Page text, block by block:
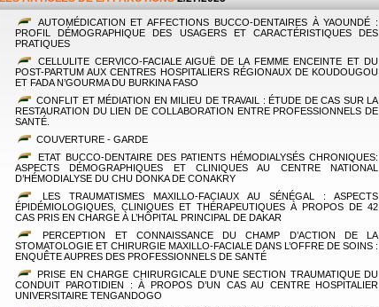
AUTOMÉDICATION ET AFFECTIONS BUCCO-DENTAIRES À YAOUNDÉ :
PROFIL DÉMOGRAPHIQUE DES USAGERS ET CARACTÉRISTIQUES DES
PRATIQUES
CELLULITE CERVICO-FACIALE AIGUË DE LA FEMME ENCEINTE ET DU
POST-PARTUM AUX CENTRES HOSPITALIERS RÉGIONAUX DE KOUDOUGOU
ET FADA N’GOURMA DU BURKINA FASO
CONFLIT ET MÉDIATION EN MILIEU DE TRAVAIL : ÉTUDE DE CAS SUR LA
RESTAURATION DU LIEN DE COLLABORATION ENTRE PROFESSIONNELS DE
SANTÉ.
COUVERTURE - GARDE
ETAT BUCCO-DENTAIRE DES PATIENTS HÉMODIALYSÉS CHRONIQUES:
ASPECTS DÉMOGRAPHIQUES ET CLINIQUES AU CENTRE NATIONAL
D’HÉMODIALYSE DU CHU DONKA DE CONAKRY
LES TRAUMATISMES MAXILLO-FACIAUX AU SÉNÉGAL : ASPECTS
ÉPIDÉMIOLOGIQUES, CLINIQUES ET THÉRAPEUTIQUES À PROPOS DE 42
CAS PRIS EN CHARGE À L’HÔPITAL PRINCIPAL DE DAKAR
PERCEPTION ET CONNAISSANCE DU CHAMP D’ACTION DE LA
STOMATOLOGIE ET CHIRURGIE MAXILLO-FACIALE DANS L’OFFRE DE SOINS :
ENQUÊTE AUPRES DES PROFESSIONNELS DE SANTÉ
PRISE EN CHARGE CHIRURGICALE D’UNE SECTION TRAUMATIQUE DU
CONDUIT PAROTIDIEN : À PROPOS D’UN CAS AU CENTRE HOSPITALIER
UNIVERSITAIRE TENGANDOGO